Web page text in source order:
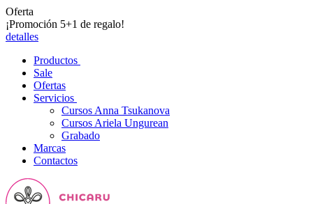
Oferta
¡Promoción 5+1 de regalo!
detalles
Productos
Sale
Ofertas
Servicios
Cursos Anna Tsukanova
Cursos Ariela Ungurean
Grabado
Marcas
Contactos